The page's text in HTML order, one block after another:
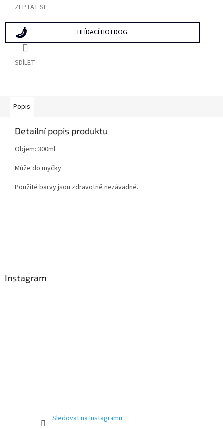
ZEPTAT SE
HLÍDACÍ HOTDOG
SDÍLET
Popis
Detailní popis produktu
Objem: 300ml
Může do myčky
Použité barvy jsou zdravotně nezávadné.
Instagram
Sledovat na Instagramu